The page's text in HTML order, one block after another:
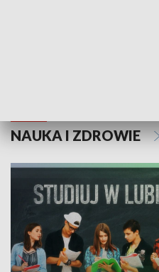
NAUKA I ZDROWIE